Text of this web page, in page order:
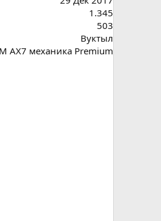
1.345
503
Вуктыл
AX7 механика Premium